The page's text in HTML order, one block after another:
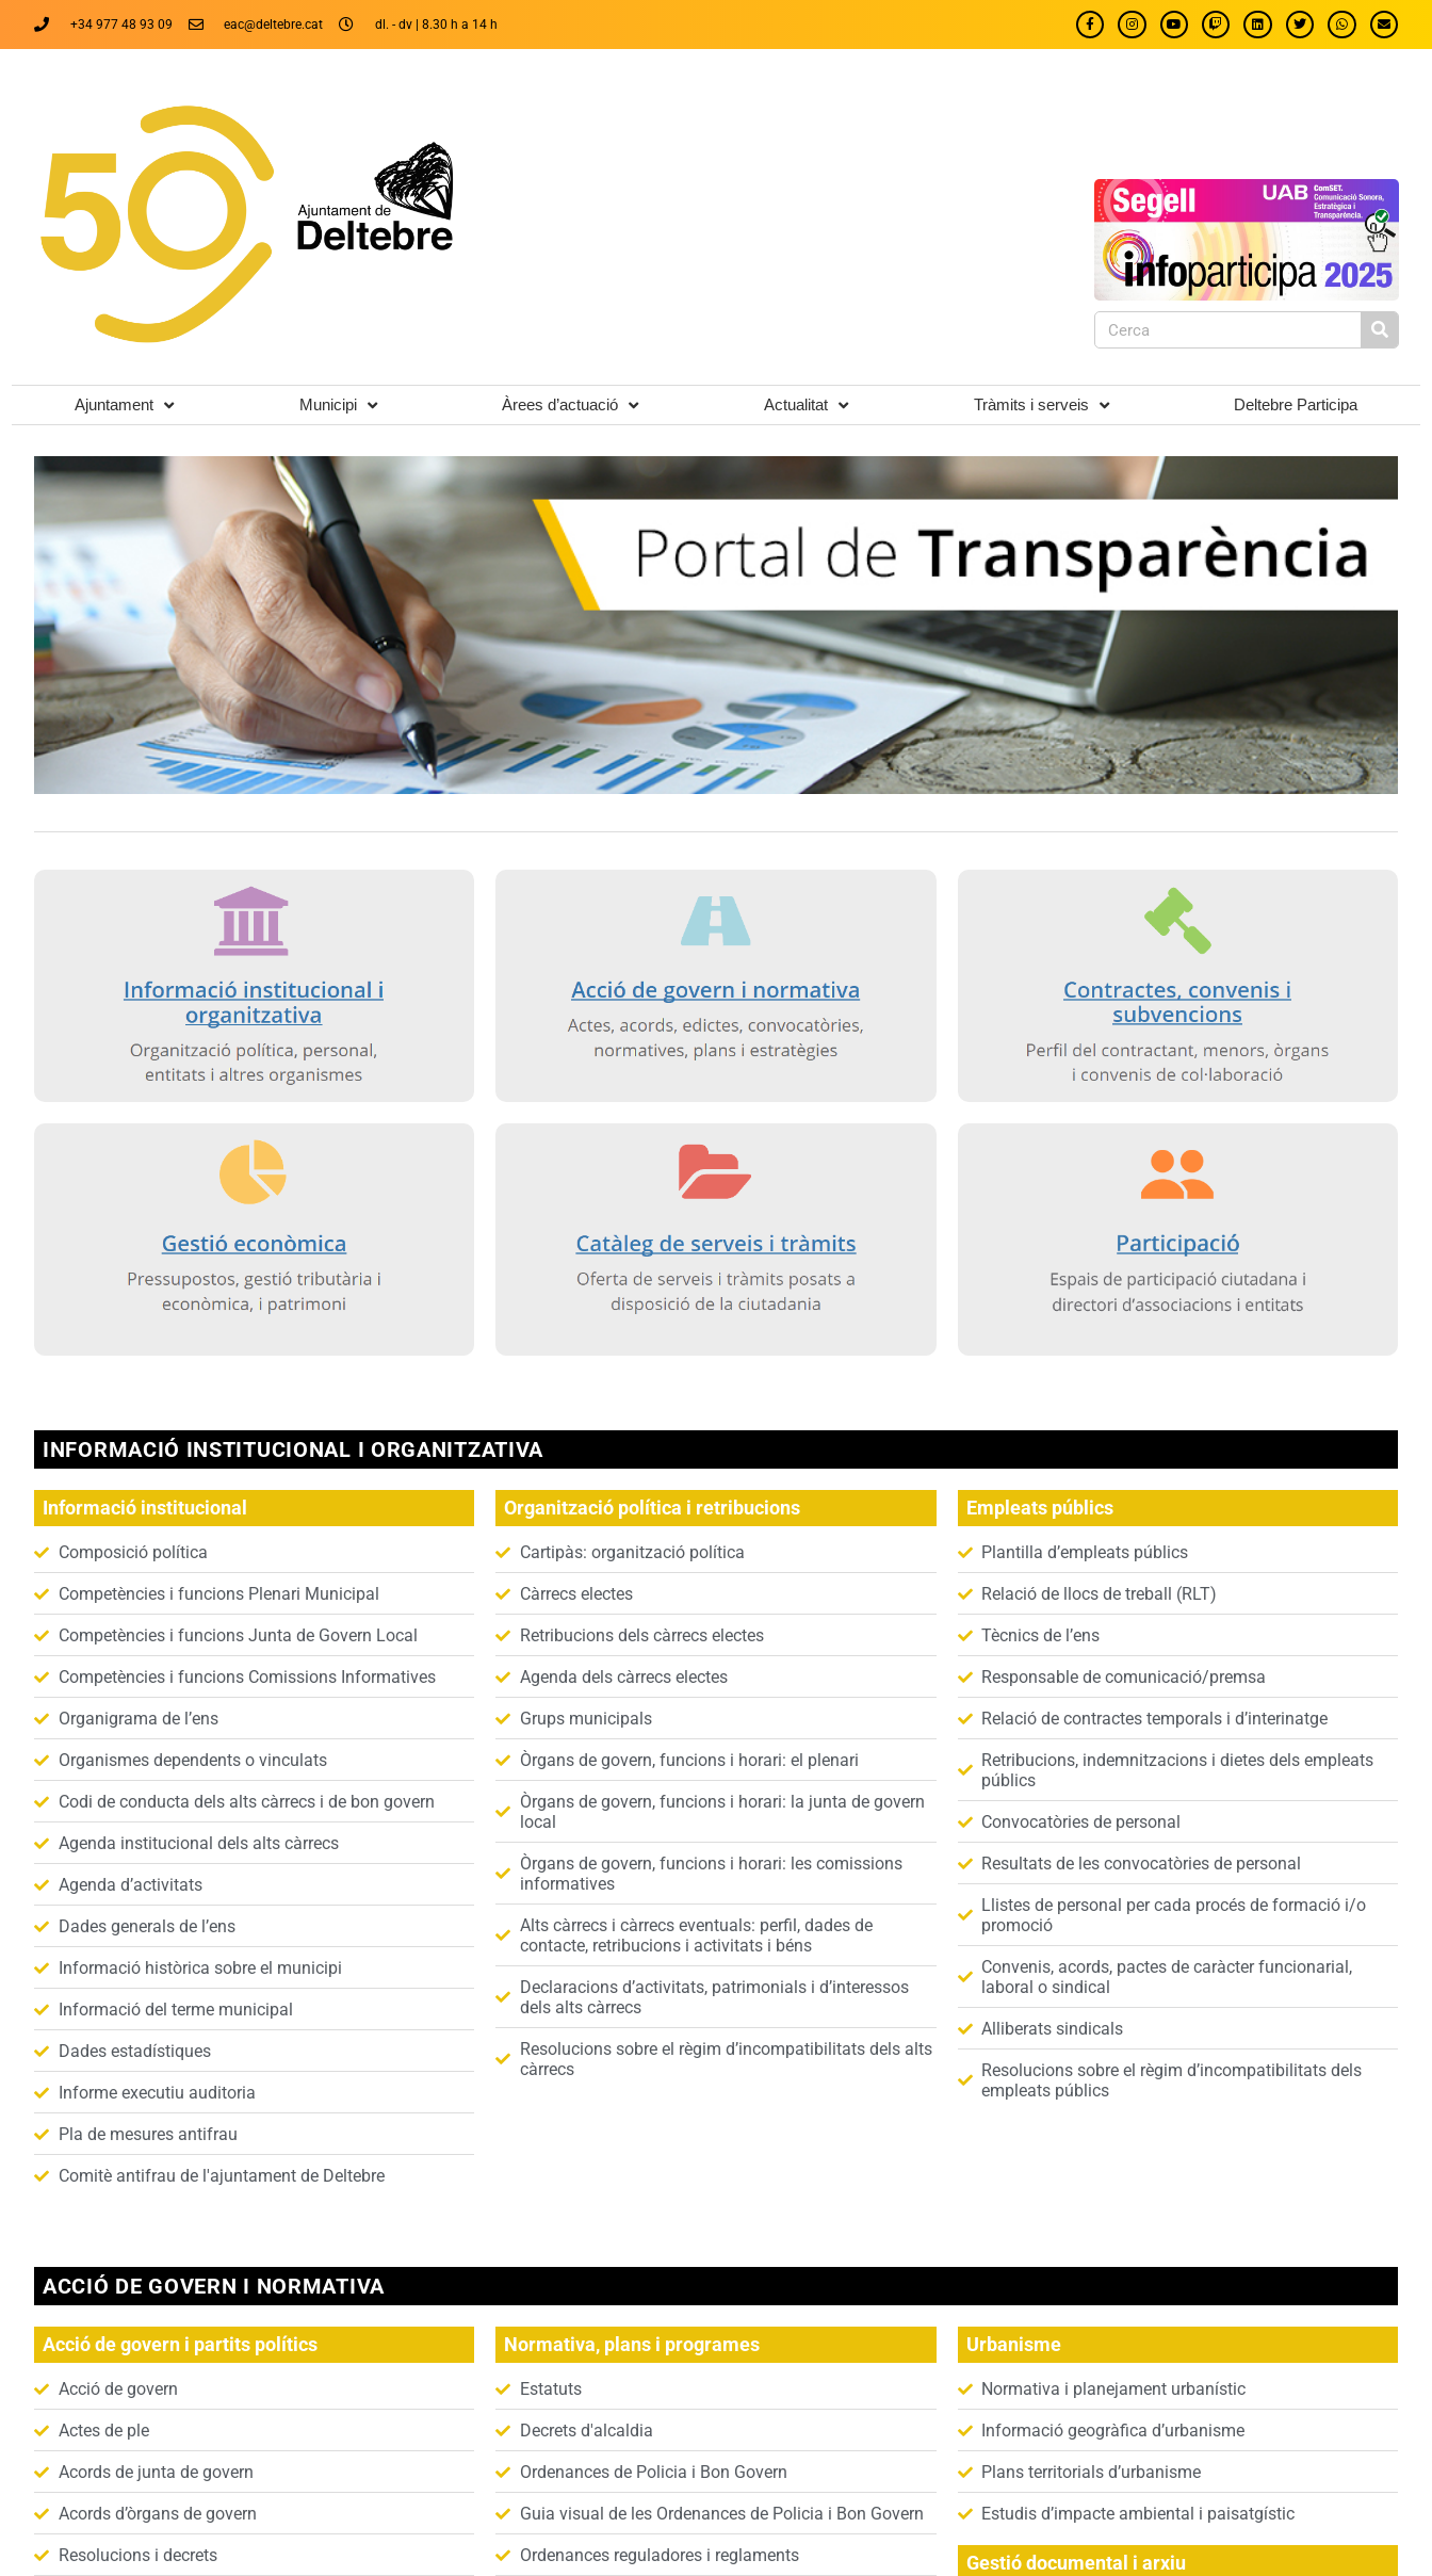
+34 977 48 93 09 eac@deltebre.cat dl. - dv | 8.30 h a 14 h
Ajuntament Municipi Àrees d’actuació Actualitat Tràmits i serveis Deltebre Participa
INFORMACIÓ INSTITUCIONAL I ORGANITZATIVA
Informació institucional
Composició política
Competències i funcions Plenari Municipal
Competències i funcions Junta de Govern Local
Competències i funcions Comissions Informatives
Organigrama de l’ens
Organismes dependents o vinculats
Codi de conducta dels alts càrrecs i de bon govern
Agenda institucional dels alts càrrecs
Agenda d’activitats
Dades generals de l’ens
Informació històrica sobre el municipi
Informació del terme municipal
Dades estadístiques
Informe executiu auditoria
Pla de mesures antifrau
Comitè antifrau de l'ajuntament de Deltebre
Organització política i retribucions
Cartipàs: organització política
Càrrecs electes
Retribucions dels càrrecs electes
Agenda dels càrrecs electes
Grups municipals
Òrgans de govern, funcions i horari: el plenari
Òrgans de govern, funcions i horari: la junta de govern
local
Òrgans de govern, funcions i horari: les comissions
informatives
Alts càrrecs i càrrecs eventuals: perfil, dades de
contacte, retribucions i activitats i béns
Declaracions d’activitats, patrimonials i d’interessos
dels alts càrrecs
Resolucions sobre el règim d’incompatibilitats dels alts
càrrecs
Empleats públics
Plantilla d’empleats públics
Relació de llocs de treball (RLT)
Tècnics de l’ens
Responsable de comunicació/premsa
Relació de contractes temporals i d’interinatge
Retribucions, indemnitzacions i dietes dels empleats
públics
Convocatòries de personal
Resultats de les convocatòries de personal
Llistes de personal per cada procés de formació i/o
promoció
Convenis, acords, pactes de caràcter funcionarial,
laboral o sindical
Alliberats sindicals
Resolucions sobre el règim d’incompatibilitats dels
empleats públics
ACCIÓ DE GOVERN I NORMATIVA
Acció de govern i partits polítics
Acció de govern
Actes de ple
Acords de junta de govern
Acords d’òrgans de govern
Resolucions i decrets
Normativa, plans i programes
Estatuts
Decrets d'alcaldia
Ordenances de Policia i Bon Govern
Guia visual de les Ordenances de Policia i Bon Govern
Ordenances reguladores i reglaments
Urbanisme
Normativa i planejament urbanístic
Informació geogràfica d’urbanisme
Plans territorials d’urbanisme
Estudis d’impacte ambiental i paisatgístic
Gestió documental i arxiu